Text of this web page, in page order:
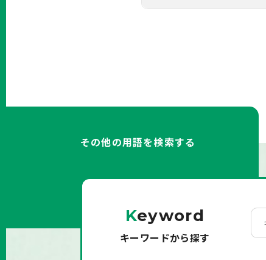
その他の用語を検索する
Keyword
キーワードから探す